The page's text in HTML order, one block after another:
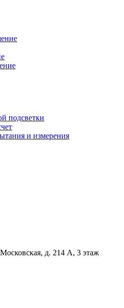
подсветки
и измерения
д. 214 А, 3 этаж